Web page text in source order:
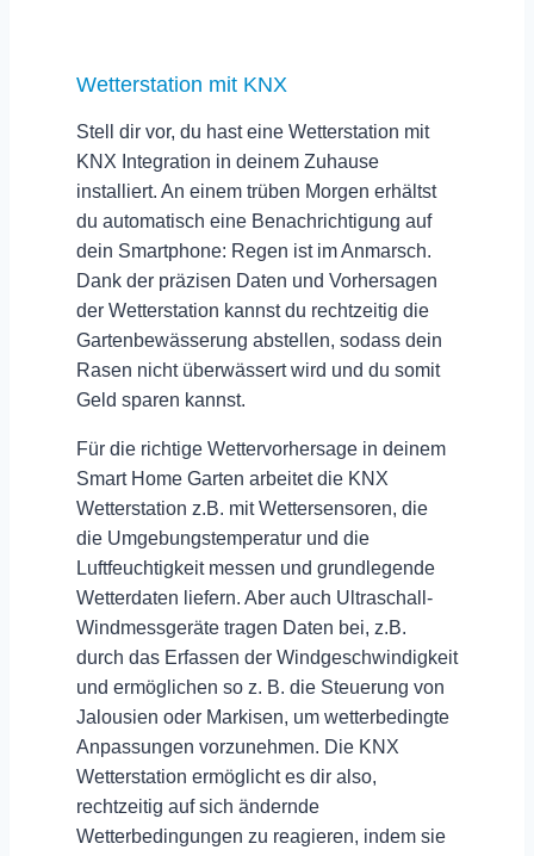
Wetterstation mit KNX
Stell dir vor, du hast eine Wetterstation mit
KNX Integration in deinem Zuhause
installiert. An einem trüben Morgen erhältst
du automatisch eine Benachrichtigung auf
dein Smartphone: Regen ist im Anmarsch.
Dank der präzisen Daten und Vorhersagen
der Wetterstation kannst du rechtzeitig die
Gartenbewässerung abstellen, sodass dein
Rasen nicht überwässert wird und du somit
Geld sparen kannst.
Für die richtige Wettervorhersage in deinem
Smart Home Garten arbeitet die KNX
Wetterstation z.B. mit Wettersensoren, die
die Umgebungstemperatur und die
Luftfeuchtigkeit messen und grundlegende
Wetterdaten liefern. Aber auch Ultraschall-
Windmessgeräte tragen Daten bei, z.B.
durch das Erfassen der Windgeschwindigkeit
und ermöglichen so z. B. die Steuerung von
Jalousien oder Markisen, um wetterbedingte
Anpassungen vorzunehmen. Die KNX
Wetterstation ermöglicht es dir also,
rechtzeitig auf sich ändernde
Wetterbedingungen zu reagieren, indem sie